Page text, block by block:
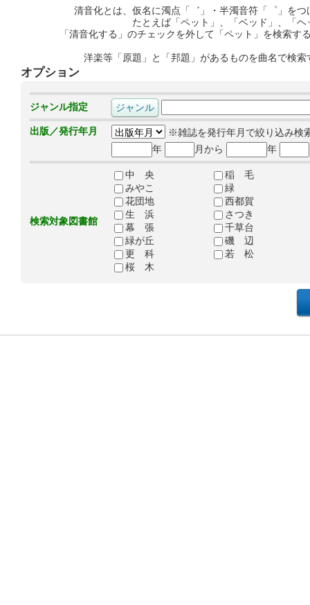
清音化とは、仮名に濁点「゛」・半濁音符「゜」を
たとえば「ペット」、「ベッド」、「
「清音化する」のチェックを外して「ペット」を検索
洋楽等「原題」と「邦題」があるものを曲名で検
オプション
ジャンル指定
出版／発行年月
※雑誌を発行年月で絞り込み検
年
月から 年
検索対象図書館
中 央
稲 毛
みやこ
緑
花団地
西都賀
生 浜
さつき
幕 張
千草台
緑が丘
磯 辺
更 科
若 松
桜 木